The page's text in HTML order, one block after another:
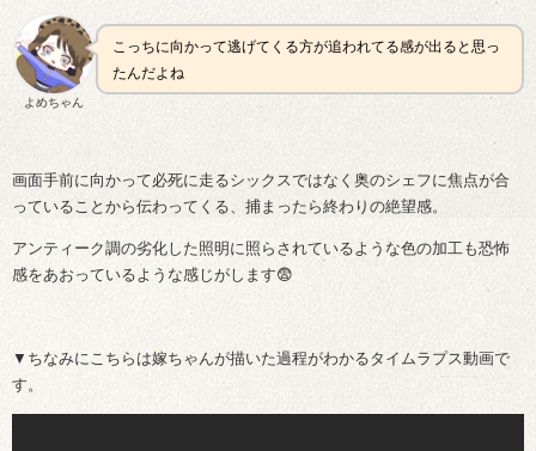
よめちゃん
こっちに向かって逃げてくる方が追われてる感が出ると思っ
たんだよね
画面手前に向かって必死に走るシックスではなく奥のシェフに焦点が合
っていることから伝わってくる、捕まったら終わりの絶望感。
アンティーク調の劣化した照明に照らされているような色の加工も恐怖
感をあおっているような感じがします😨
▼ちなみにこちらは嫁ちゃんが描いた過程がわかるタイムラプス動画で
す。